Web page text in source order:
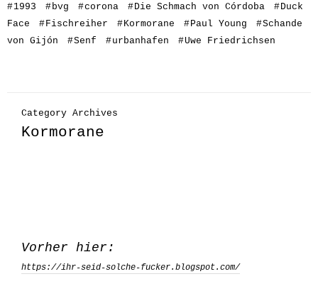
#1993 # bvg #corona # Die Schmach von Córdoba # Duck
Face
# Fischreiher # Kormorane # Paul Young #Schande
von Gijón
#Senf #urbanhafen #Uwe Friedrichsen
Category Archives
Kormorane
Vorher hier:
https://ihr-seid-solche-fucker.blogspot.com/